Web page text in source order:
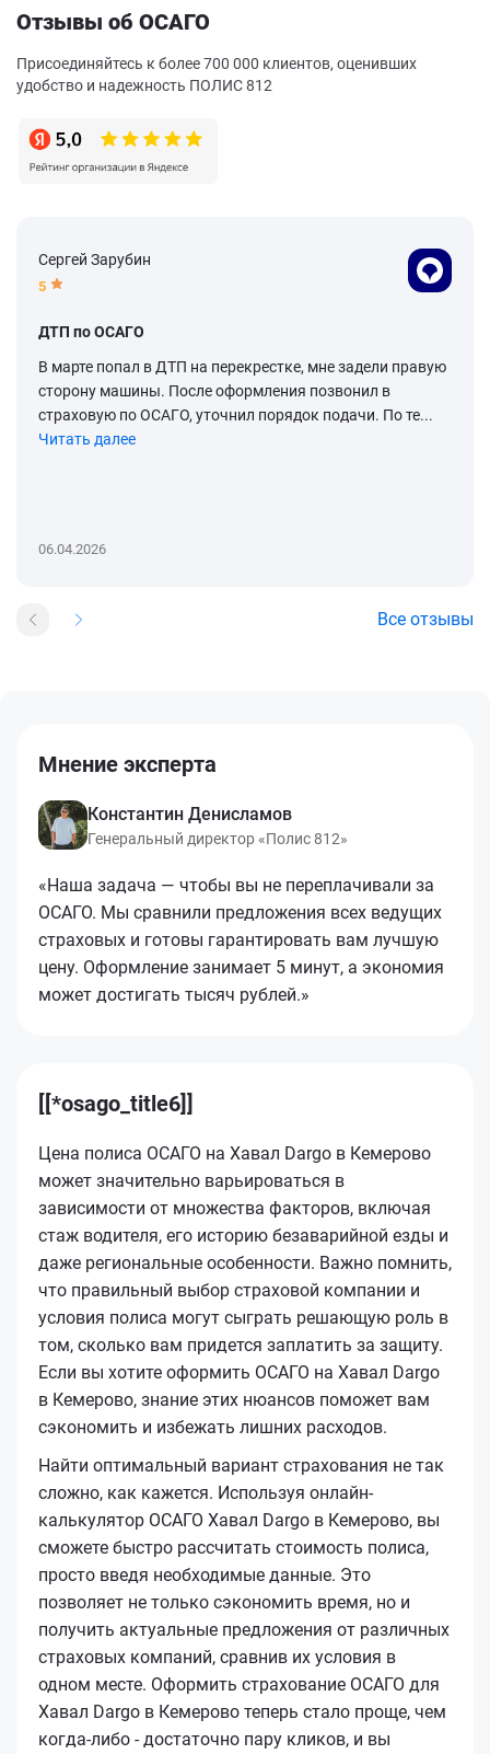
Отзывы об ОСАГО
Присоединяйтесь к более 700 000 клиентов, оценивших
удобство и надежность ПОЛИС 812
Сергей Зарубин
5
ДТП по ОСАГО
В марте попал в ДТП на перекрестке, мне задели правую
сторону машины. После оформления позвонил в
страховую по ОСАГО, уточнил порядок подачи. По те...
Читать далее
06.04.2026
Все отзывы
Мнение эксперта
Константин Денисламов
Генеральный директор «Полис 812»
«Наша задача — чтобы вы не переплачивали за
ОСАГО. Мы сравнили предложения всех ведущих
страховых и готовы гарантировать вам лучшую
цену. Оформление занимает 5 минут, а экономия
может достигать тысяч рублей.»
[[*osago_title6]]
Цена полиса ОСАГО на Хавал Dargo в Кемерово
может значительно варьироваться в
зависимости от множества факторов, включая
стаж водителя, его историю безаварийной езды и
даже региональные особенности. Важно помнить,
что правильный выбор страховой компании и
условия полиса могут сыграть решающую роль в
том, сколько вам придется заплатить за защиту.
Если вы хотите оформить ОСАГО на Хавал Dargo
в Кемерово, знание этих нюансов поможет вам
сэкономить и избежать лишних расходов.
Найти оптимальный вариант страхования не так
сложно, как кажется. Используя онлайн-
калькулятор ОСАГО Хавал Dargo в Кемерово, вы
сможете быстро рассчитать стоимость полиса,
просто введя необходимые данные. Это
позволяет не только сэкономить время, но и
получить актуальные предложения от различных
страховых компаний, сравнив их условия в
одном месте. Оформить страхование ОСАГО для
Хавал Dargo в Кемерово теперь стало проще, чем
когда-либо - достаточно пару кликов, и вы